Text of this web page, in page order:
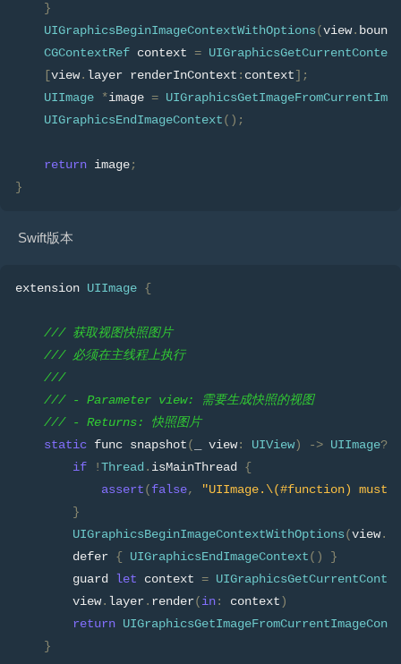
}
UIGraphicsBeginImageContextWithOptions(view. bounds
CGContextRef context = UIGraphicsGetCurrentContext
[view. layer renderInContext : context];
UIImage
*image =
UIGraphicsEndImageContext();
return image;
}
Swift版本
extension UIImage {
/// 获取视图快照图片
/// 必须在主线程上执行
///
/// - Parameter view: 需要生成快照的视图
/// - Returns: 快照图片
static func snapshot( _ view: UIView) -> UIImage?
if
!Thread . isMainThread {
assert(false,
"UIImage.\(#function) must
}
UIGraphicsBeginImageContextWithOptions(view.
        defer
{ UIGraphicsEndImageContext()
}
        guard
let context =
        view
. layer. render(in: context)
return
}